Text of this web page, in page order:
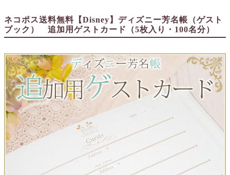
子育て卒業証書
クロックギフト
ペーパーアイテム
DIY用品
引菓子
引出物ギフト
カタログギフト
ネコポス送料無料【Disney】ディズニー芳名帳（ゲスト
ブック） 追加用ゲストカード（5枚入り・100名分）